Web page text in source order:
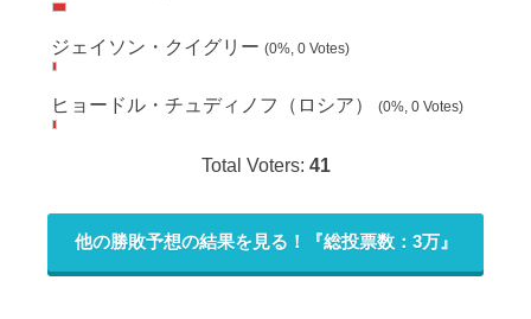
ジェイソン・クイグリー (0%, 0 Votes)
ヒョードル・チュディノフ（ロシア） (0%, 0 Votes)
Total Voters: 41
他の勝敗予想の結果を見る！『総投票数：3万』